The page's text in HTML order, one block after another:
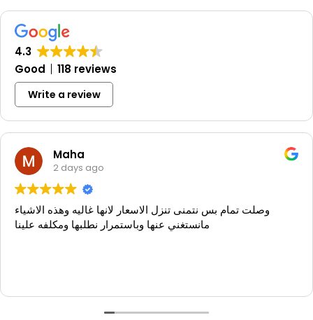
4.3
Good
118 reviews
Write a review
Maha
2 days ago
وصلت تمام بس نتمنى تنزل الاسعار لانها غاليه وهذه الاشياء
مانستغني عنها وباستمرار نطلبها ومكلفه علينا